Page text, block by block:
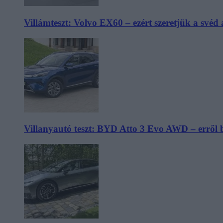
Villámteszt: Volvo EX60 – ezért szeretjük a svéd
Villanyautó teszt: BYD Atto 3 Evo AWD – erről